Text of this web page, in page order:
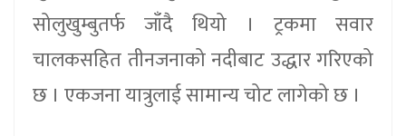
सोलुखुम्बुतर्फ जाँदै थियो । ट्रकमा सवार
चालकसहित तीनजनाको नदीबाट उद्धार गरिएको
छ । एकजना यात्रुलाई सामान्य चोट लागेको छ ।